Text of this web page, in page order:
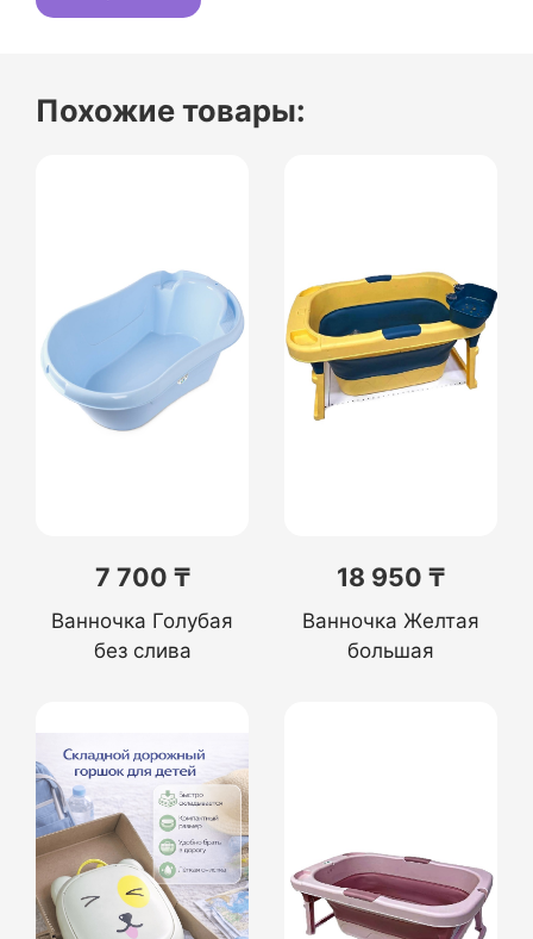
Похожие товары:
7 700 ₸
Ванночка Голубая
без слива
18 950 ₸
Ванночка Желтая
большая